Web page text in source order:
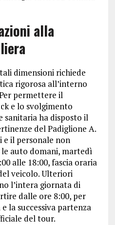
alla
dimensioni richiede
rigorosa all’interno
permettere il
e lo svolgimento
sanitaria ha disposto il
del Padiglione A.
il personale non
auto domani, martedì
alle 18:00, fascia oraria
veicolo. Ulteriori
l’intera giornata di
dalle ore 8:00, per
la successiva partenza
del tour.